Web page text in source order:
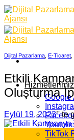
Skip
to
content
Hizmetlerimiz
Google
TikTok
Dijital Pazarlama E-Ticaret
Etkili
Oluşturma
Eylül 19, 2023’' te